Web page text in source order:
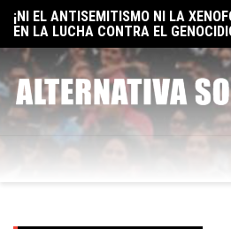
Skip
content
¡NI EL ANTISEMITISMO NI LA
EN LA LUCHA CONTRA EL
ELON MUSK: UN BILLÓN Y UNO
SOCIALISTA